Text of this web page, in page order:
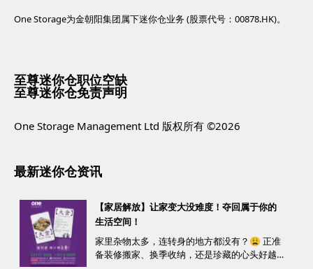
One Storage为金朝阳集团属下迷你仓业务 (股票代号：00878.HK)。
至尊迷你仓职位空缺
至尊迷你仓免责声明
One Storage Management Ltd 版权所有 ©2026
最新迷你仓资讯
【家居解放】让家变大没难度！夺回属于你的
生活空间！
家里杂物太多，连转身的地方都没有？😩 正准
备装修搬家、换季收纳，还是珍藏的心头好越